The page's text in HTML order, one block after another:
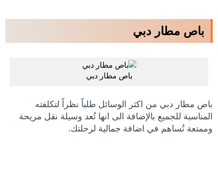
باص مطار دبي
باص مطار دبي
باص مطار دبي من اكثر الوسائل طلباً نظراً لتكلفته
المناسبة للجميع بالإضافة الى انها تُعد وسيلة نقل مريحة
وممتعة تُساهم في اضافة جمالية لرحلتك.